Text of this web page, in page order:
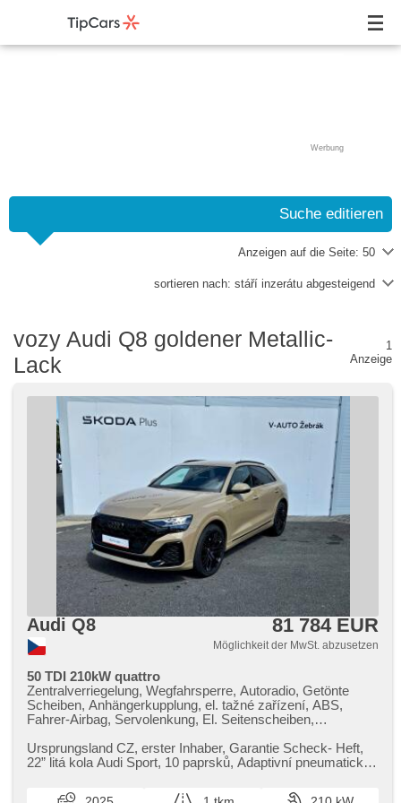
Werbung
Suche editieren
Anzeigen auf die Seite: 50
sortieren nach: stáří inzerátu abgesteigend
vozy Audi Q8 goldener Metallic-
Lack
1
Anzeige
Audi Q8 81 784 EUR
Möglichkeit der MwSt. abzusetzen
50 TDI 210kW quattro
Zentralverriegelung, Wegfahrsperre, Autoradio, Getönte
Scheiben, Anhängerkupplung, el. tažné zařízení, ABS,
Fahrer-Airbag, Servolenkung, El. Seitenscheiben,
Navigation, hands free, Elektronisches Stabilitätsprogramm
(ESP), Antrieb 4x4, Zentralverriegelung mit
parkovací senzory přední, parkovací senzory zadní,
Ursprungsland CZ,​ erster Inhaber,​ Garantie Scheck​- Heft,​
22” litá kola Audi Sport,​ 10 paprsků,​ Adaptivní pneumatický